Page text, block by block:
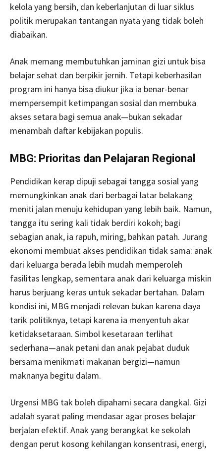
kelola yang bersih, dan keberlanjutan di luar siklus
politik merupakan tantangan nyata yang tidak boleh
diabaikan.
Anak memang membutuhkan jaminan gizi untuk bisa
belajar sehat dan berpikir jernih. Tetapi keberhasilan
program ini hanya bisa diukur jika ia benar-benar
mempersempit ketimpangan sosial dan membuka
akses setara bagi semua anak—bukan sekadar
menambah daftar kebijakan populis.
MBG: Prioritas dan Pelajaran Regional
Pendidikan kerap dipuji sebagai tangga sosial yang
memungkinkan anak dari berbagai latar belakang
meniti jalan menuju kehidupan yang lebih baik. Namun,
tangga itu sering kali tidak berdiri kokoh; bagi
sebagian anak, ia rapuh, miring, bahkan patah. Jurang
ekonomi membuat akses pendidikan tidak sama: anak
dari keluarga berada lebih mudah memperoleh
fasilitas lengkap, sementara anak dari keluarga miskin
harus berjuang keras untuk sekadar bertahan. Dalam
kondisi ini, MBG menjadi relevan bukan karena daya
tarik politiknya, tetapi karena ia menyentuh akar
ketidaksetaraan. Simbol kesetaraan terlihat
sederhana—anak petani dan anak pejabat duduk
bersama menikmati makanan bergizi—namun
maknanya begitu dalam.
Urgensi MBG tak boleh dipahami secara dangkal. Gizi
adalah syarat paling mendasar agar proses belajar
berjalan efektif. Anak yang berangkat ke sekolah
dengan perut kosong kehilangan konsentrasi, energi,